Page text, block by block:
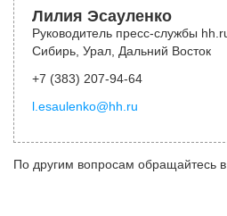
Лилия Эсауленко
Руководитель пресс-службы
Сибирь, Урал, Дальний Восток
+7 (383) 207-94-64
l.esaulenko@hh.ru
По другим вопросам обращайтесь